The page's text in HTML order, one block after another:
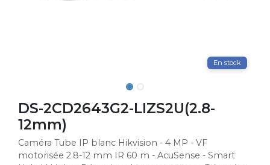
En stock
DS-2CD2643G2-LIZS2U(2.8-
12mm)
Caméra Tube IP blanc Hikvision - 4 MP - VF
motorisée 2.8-12 mm IR 60 m - AcuSense - Smart